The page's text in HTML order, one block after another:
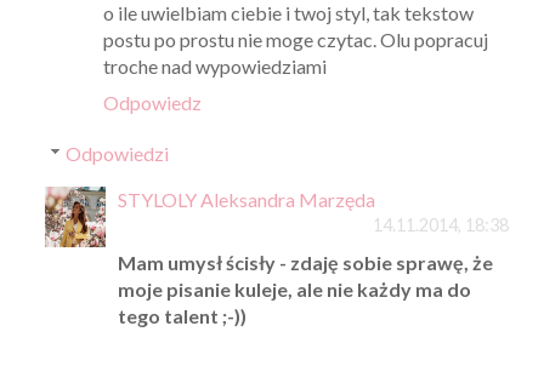
o ile uwielbiam ciebie i twoj styl, tak tekstow
postu po prostu nie moge czytac. Olu popracuj
troche nad wypowiedziami
Odpowiedz
Odpowiedzi
STYLOLY Aleksandra Marzęda
14.11.2014, 18:38
Mam umysł ścisły - zdaję sobie sprawę, że
moje pisanie kuleje, ale nie każdy ma do
tego talent ;-))